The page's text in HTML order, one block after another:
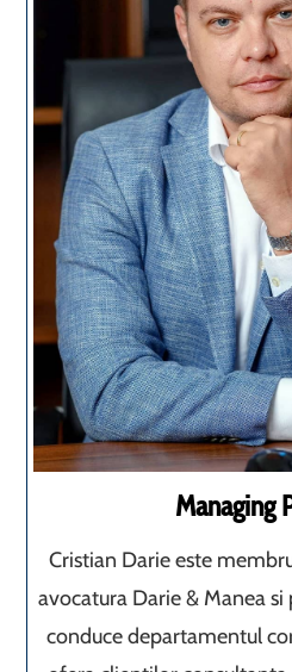
Managing
Cristian Darie este
avocatura Darie & Manea
conduce departamentul